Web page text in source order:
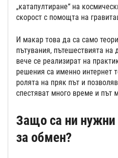
„катапултиране“ на
скорост с помощта на
И макар това да са само
пътувания, пътешествията
вече се реализират на
решения са именно интернет
ролята на пряк път и
спестяват много време и път
Защо са ни нужни
за обмен?